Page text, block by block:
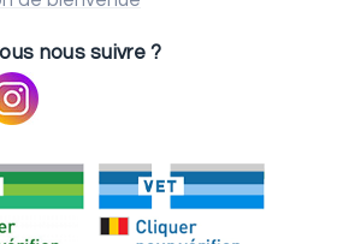
nous suivre ?